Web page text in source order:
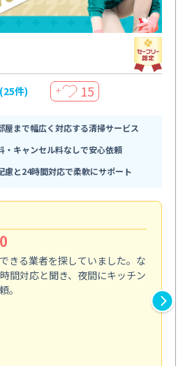
(25件) ＋ 15
屋まで幅広く対応する清掃サービス
・キャンセル料なしで安心依頼
慮と24時間対応で柔軟にサポート
きる業者を探していました。な
間対応と聞き、夜間にキッチン
。